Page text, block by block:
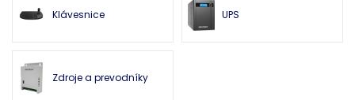
Klávesnice UPS
Zdroje a prevodníky